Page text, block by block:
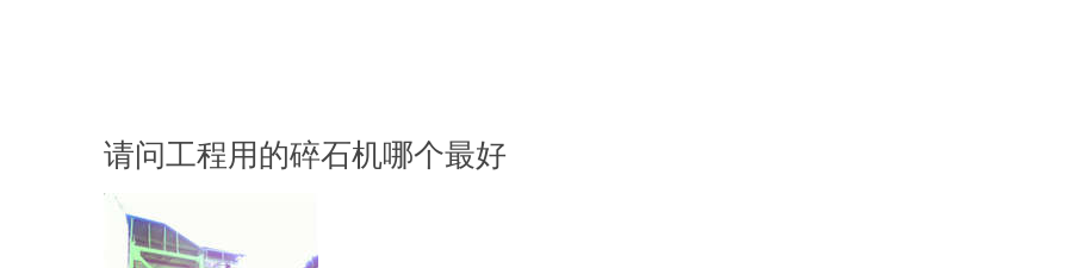
请问工程用的碎石机哪个最好